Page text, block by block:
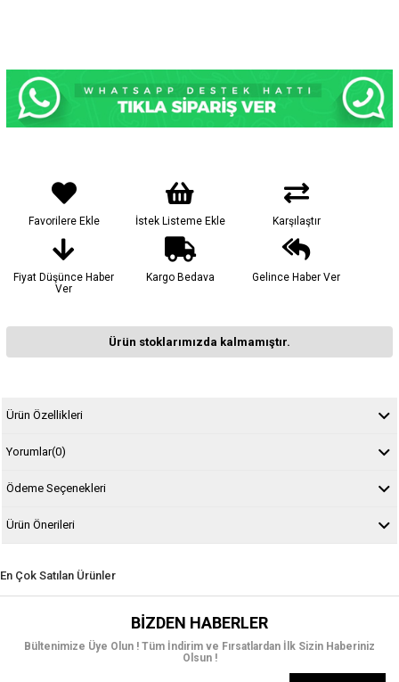
Favorilere Ekle İstek Listeme Ekle Karşılaştır
Fiyat Düşünce Haber
Ver
Kargo Bedava Gelince Haber Ver
Ürün stoklarımızda kalmamıştır.
Ürün Özellikleri
Yorumlar(0)
Ödeme Seçenekleri
Ürün Önerileri
En Çok Satılan Ürünler
BIZDEN HABERLER
Bültenimize Üye Olun ! Tüm İndirim ve Fırsatlardan İlk Sizin Haberiniz
Olsun !